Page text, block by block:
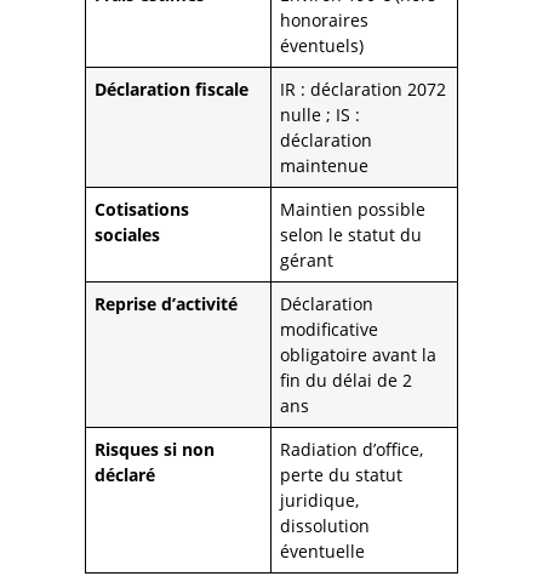
honoraires
éventuels)
Déclaration fiscale
IR : déclaration 2072
nulle ; IS :
déclaration
maintenue
Cotisations
sociales
Maintien possible
selon le statut du
gérant
Reprise d’activité
Déclaration
modificative
obligatoire avant la
fin du délai de 2
ans
Risques si non
déclaré
Radiation d’office,
perte du statut
juridique,
dissolution
éventuelle